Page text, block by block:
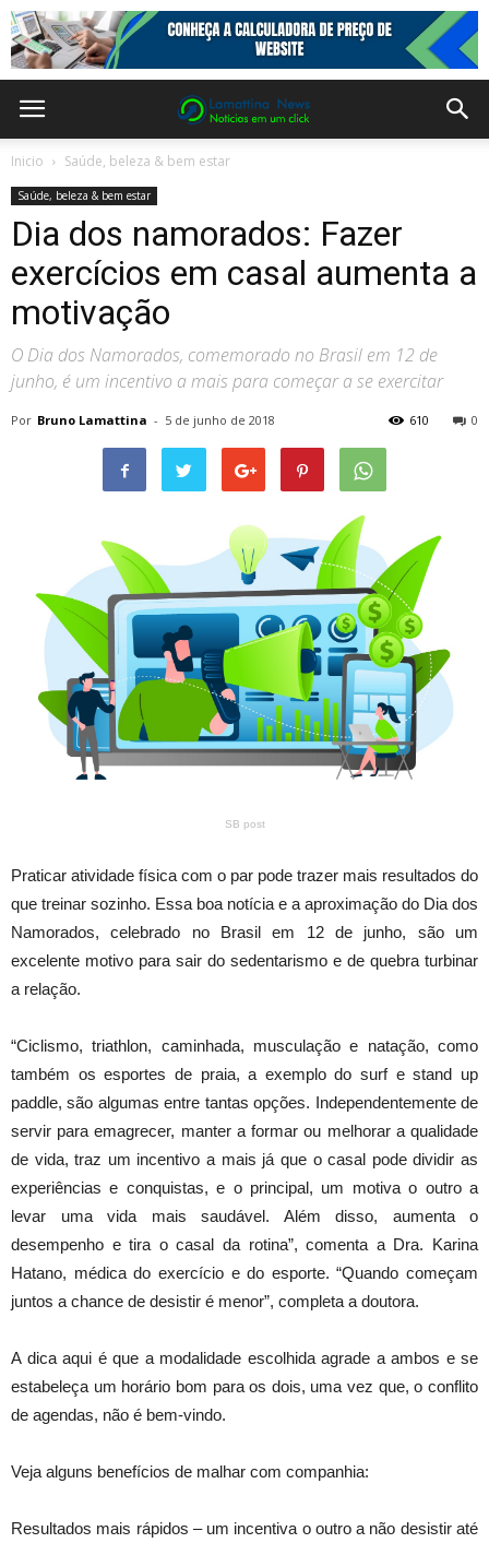
Inicio Saúde, beleza & bem estar
Saúde, beleza & bem estar
Dia dos namorados: Fazer
exercícios em casal aumenta a
motivação
O Dia dos Namorados, comemorado no Brasil em 12 de
junho, é um incentivo a mais para começar a se exercitar
Por Bruno Lamattina - 5 de junho de 2018 0
610
SB post
Praticar atividade física com o par pode trazer mais resultados do
que treinar sozinho. Essa boa notícia e a aproximação do Dia dos
Namorados, celebrado no Brasil em 12 de junho, são um
excelente motivo para sair do sedentarismo e de quebra turbinar
a relação.
“Ciclismo, triathlon, caminhada, musculação e natação, como
também os esportes de praia, a exemplo do surf e stand up
paddle, são algumas entre tantas opções. Independentemente de
servir para emagrecer, manter a formar ou melhorar a qualidade
de vida, traz um incentivo a mais já que o casal pode dividir as
experiências e conquistas, e o principal, um motiva o outro a
levar uma vida mais saudável. Além disso, aumenta o
desempenho e tira o casal da rotina”, comenta a Dra. Karina
Hatano, médica do exercício e do esporte. “Quando começam
juntos a chance de desistir é menor”, completa a doutora.
A dica aqui é que a modalidade escolhida agrade a ambos e se
estabeleça um horário bom para os dois, uma vez que, o conflito
de agendas, não é bem-vindo.
Veja alguns benefícios de malhar com companhia:
Resultados mais rápidos – um incentiva o outro a não desistir até